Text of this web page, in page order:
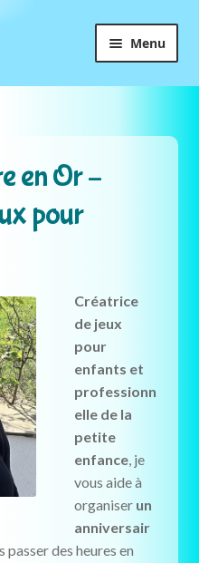
Menu
en Or –
pour
Créatrice
de jeux
pour
enfants et
professionn
elle de la
petite
enfance, je
vous aide à
organiser un
anniversair
passer des heures en